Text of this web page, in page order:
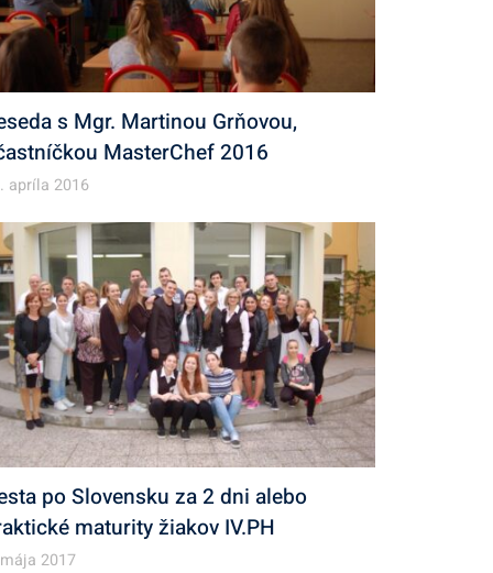
s Mgr. Martinou Grňovou,
MasterChef 2016
apríla 2016
po Slovensku za 2 dni alebo
maturity žiakov IV.PH
2017